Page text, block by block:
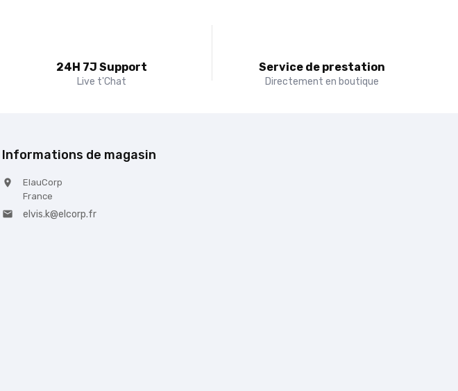
24H 7J Support
Live t'Chat
Service de prestation
Directement en boutique
Informations de magasin

ElauCorp
France
 elvis.k@elcorp.fr